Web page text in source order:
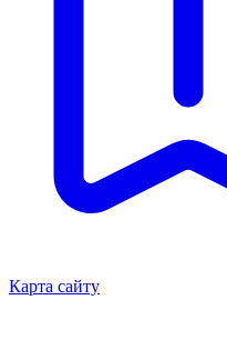
Карта сайту